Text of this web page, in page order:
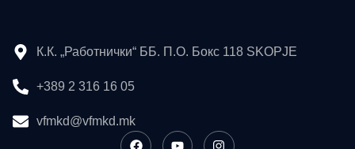
К.К. „Работнички“ ББ. П.О. Бокс 118 SKOPJE
+389 2 316 16 05
vfmkd@vfmkd.mk